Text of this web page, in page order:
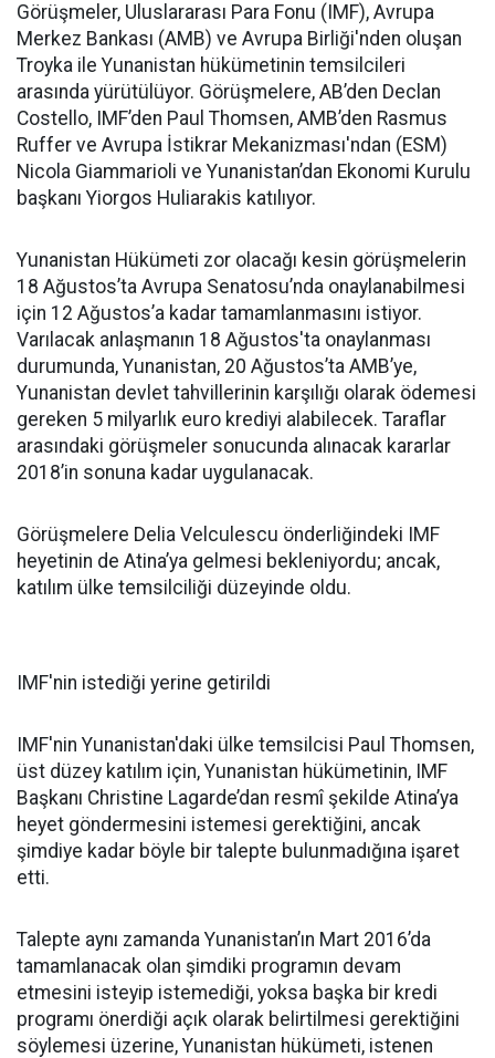
Görüşmeler, Uluslararası Para Fonu (IMF), Avrupa
Merkez Bankası (AMB) ve Avrupa Birliği'nden oluşan
Troyka ile Yunanistan hükümetinin temsilcileri
arasında yürütülüyor. Görüşmelere, AB’den Declan
Costello, IMF’den Paul Thomsen, AMB’den Rasmus
Ruffer ve Avrupa İstikrar Mekanizması'ndan (ESM)
Nicola Giammarioli ve Yunanistan’dan Ekonomi Kurulu
başkanı Yiorgos Huliarakis katılıyor.
Yunanistan Hükümeti zor olacağı kesin görüşmelerin
18 Ağustos’ta Avrupa Senatosu’nda onaylanabilmesi
için 12 Ağustos’a kadar tamamlanmasını istiyor.
Varılacak anlaşmanın 18 Ağustos'ta onaylanması
durumunda, Yunanistan, 20 Ağustos’ta AMB’ye,
Yunanistan devlet tahvillerinin karşılığı olarak ödemesi
gereken 5 milyarlık euro krediyi alabilecek. Taraflar
arasındaki görüşmeler sonucunda alınacak kararlar
2018’in sonuna kadar uygulanacak.
Görüşmelere Delia Velculescu önderliğindeki IMF
heyetinin de Atina’ya gelmesi bekleniyordu; ancak,
katılım ülke temsilciliği düzeyinde oldu.
IMF'nin istediği yerine getirildi
IMF'nin Yunanistan'daki ülke temsilcisi Paul Thomsen,
üst düzey katılım için, Yunanistan hükümetinin, IMF
Başkanı Christine Lagarde’dan resmî şekilde Atina’ya
heyet göndermesini istemesi gerektiğini, ancak
şimdiye kadar böyle bir talepte bulunmadığına işaret
etti.
Talepte aynı zamanda Yunanistan’ın Mart 2016’da
tamamlanacak olan şimdiki programın devam
etmesini isteyip istemediği, yoksa başka bir kredi
programı önerdiği açık olarak belirtilmesi gerektiğini
söylemesi üzerine, Yunanistan hükümeti, istenen